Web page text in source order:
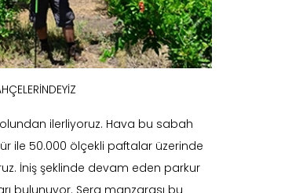
ilerliyoruz. Hava bu sabah
ile 50.000 ölçekli paftalar üzerinde
İniş şeklinde devam eden parkur
bulunuyor. Sera manzarası bu